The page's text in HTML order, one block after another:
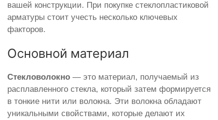
вашей конструкции. При покупке стеклопластиковой
арматуры стоит учесть несколько ключевых
факторов.
Основной материал
Стекловолокно — это материал, получаемый из
расплавленного стекла, который затем формируется
в тонкие нити или волокна. Эти волокна обладают
уникальными свойствами, которые делают их